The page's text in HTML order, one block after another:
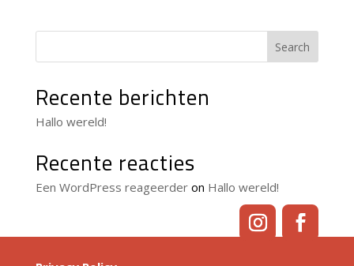
Search
Recente berichten
Hallo wereld!
Recente reacties
Een WordPress reageerderon Hallo wereld!